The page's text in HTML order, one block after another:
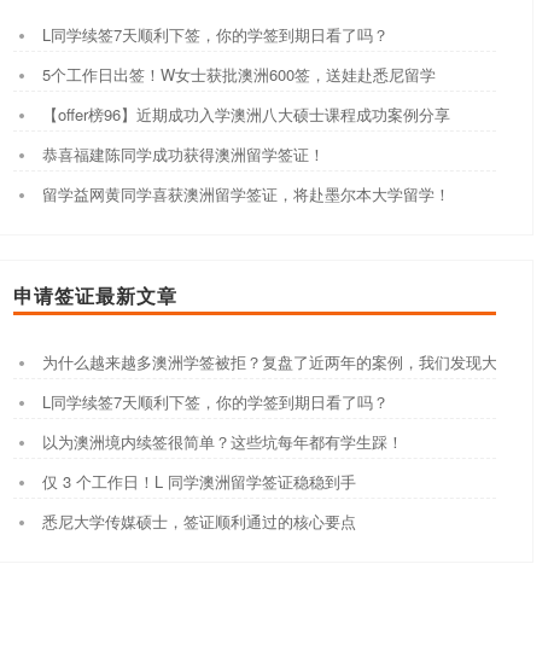
L同学续签7天顺利下签，你的学签到期日看了吗？
5个工作日出签！W女士获批澳洲600签，送娃赴悉尼留学
【offer榜96】近期成功入学澳洲八大硕士课程成功案例分享
恭喜福建陈同学成功获得澳洲留学签证！
留学益网黄同学喜获澳洲留学签证，将赴墨尔本大学留学！
申请签证最新文章
为什么越来越多澳洲学签被拒？复盘了近两年的案例，我们发现大家都踩
L同学续签7天顺利下签，你的学签到期日看了吗？
以为澳洲境内续签很简单？这些坑每年都有学生踩！
仅 3 个工作日！L 同学澳洲留学签证稳稳到手
悉尼大学传媒硕士，签证顺利通过的核心要点